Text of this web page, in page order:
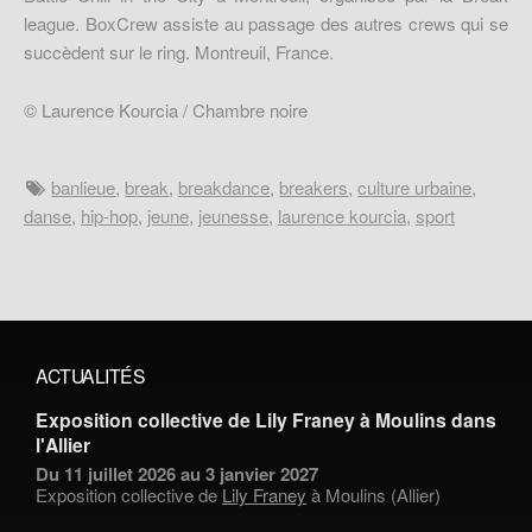
league. BoxCrew assiste au passage des autres crews qui se
succèdent sur le ring. Montreuil, France.
© Laurence Kourcia / Chambre noire
banlieue, break, breakdance, breakers,culture urbaine,
danse, hip-hop, jeune, jeunesse, laurence kourcia, sport
ACTUALITÉS
Exposition collective de Lily Franey à Moulins dans
l'Allier
Du 11 juillet 2026 au 3 janvier 2027
Exposition collective de Lily Franey à Moulins (Allier)